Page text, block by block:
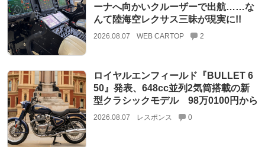
ーナへ向かいクルーザーで出航……な
んて陸海空レクサス三昧が現実に!!
2026.08.07 WEB CARTOP 2
ロイヤルエンフィールド『BULLET 6
50』発表、648cc並列2気筒搭載の新
型クラシックモデル 98万0100円から
2026.08.07 レスポンス 0